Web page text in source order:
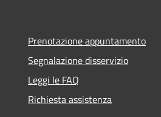
Prenotazione appuntamento
Segnalazione disservizio
Leggi le FAQ
Richiesta assistenza